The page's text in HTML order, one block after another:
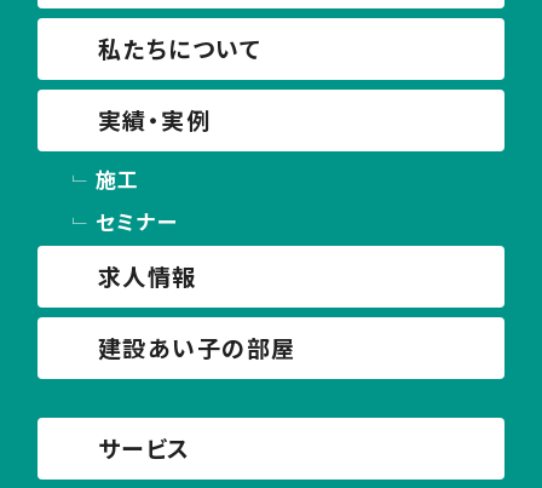
私たちについて
実績・実例
施工
セミナー
求人情報
建設あい子の部屋
サービス